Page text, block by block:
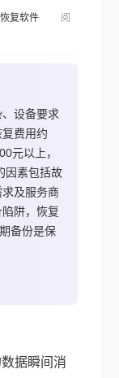
复软件 阅
设备要求
费用约
元以上，
因素包括故
及服务商
阱，恢复
备份是保
据瞬间消